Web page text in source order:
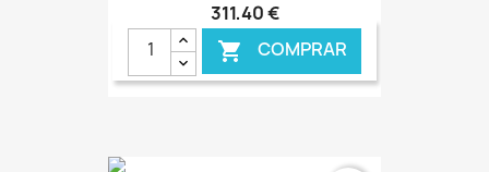
311,40 €
 COMPRAR